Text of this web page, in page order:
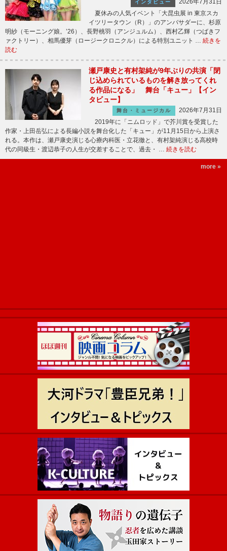
インタビュー
夏休みの人気イベント「大昆虫展 in 東京スカ
イツリータウン（R）」のアンバサダーに、杉原
明紗（モーニング娘。’26）、長野桃羽（アンジュルム）、西村乙輝（つばきフ
ァクトリー）、相馬優芽（ロージークロニクル）による特別ユニット … 続きを
読む
瀬戸康史と有村架純が9年ぶりの共演「閉
じ込められているものを解き放ってくれ
る作品になる」 舞台「キュー」【イン
タビュー】
舞台・ミュージカル
2026年7月31日
2019年に「ニムロッド」で芥川賞を受賞した
作家・上田岳弘による長編小説を舞台化した「キュー」が11月15日から上演さ
れる。本作は、瀬戸康史演じる心療内科医・立花徹と、有村架純演じる高校時
代の同級生・渡辺恭子の人生が交差することで、過去・ … 続きを読む
more »